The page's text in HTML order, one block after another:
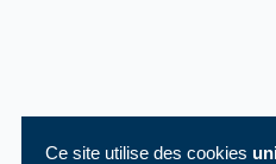
Ce site utilise des cookies